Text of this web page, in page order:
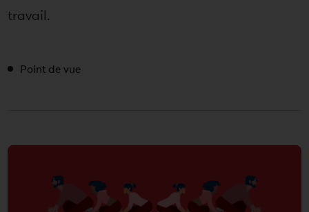
travail.
Point de vue